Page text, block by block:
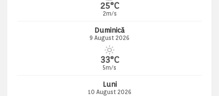
25°C
2m/s
Duminică
9 August 2026
33°C
5m/s
Luni
10 August 2026